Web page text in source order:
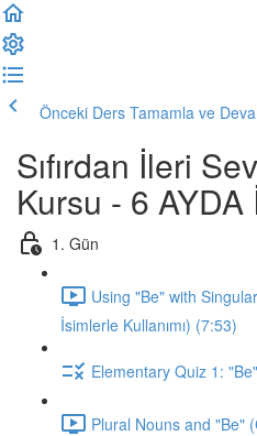
Önceki Ders Tamamla ve
Sıfırdan İleri
Kursu - 6
1. Gün
Using "Be" with
İsimlerle Kullanımı) (7:53)
Elementary Quiz 1:
Plural Nouns and "Be"